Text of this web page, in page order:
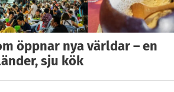
öppnar nya världar – en
sju kök